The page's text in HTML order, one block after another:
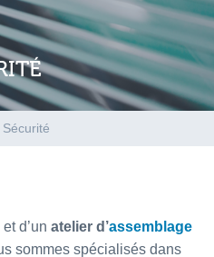
et d’un atelier d’assemblage
sommes spécialisés dans